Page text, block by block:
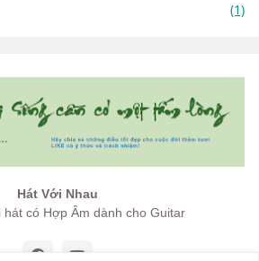
(1)
Hát Với Nhau
hát có Hợp Âm dành cho Guitar